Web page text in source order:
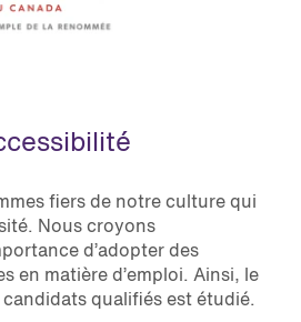
fiers de notre culture qui
Nous croyons
d’adopter des
en matière d’emploi. Ainsi, le
qualifiés est étudié.